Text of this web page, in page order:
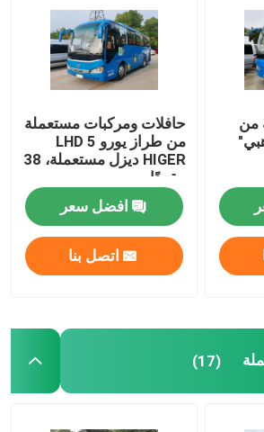
من
حافلات ومركبات مستعملة
من طراز يورو 5 LHD
HIGER ديزل مستعملة، 38
مقعدًا
افضل سعر
اتصل بنا
(17)